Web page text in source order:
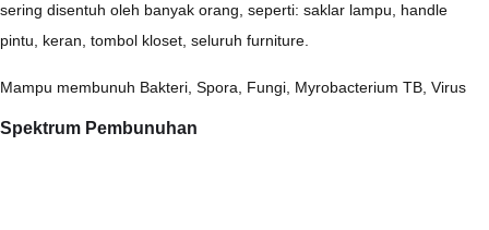
sering disentuh oleh banyak orang, seperti: saklar lampu, handle
pintu, keran, tombol kloset, seluruh furniture.
Mampu membunuh Bakteri, Spora, Fungi, Myrobacterium TB, Virus
Spektrum Pembunuhan